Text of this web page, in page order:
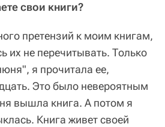
свои книги?
претензий к моим книгам,
их не перечитывать. Только
я прочитала ее,
Это было невероятным
вышла книга. А потом я
Книга живет своей